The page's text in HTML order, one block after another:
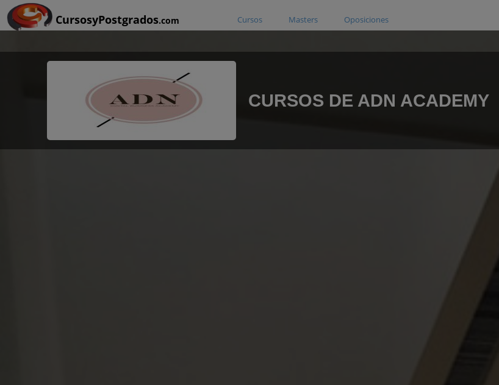
CursosyPostgrados.com Cursos Masters Oposiciones
CURSOS DE ADN ACADEMY